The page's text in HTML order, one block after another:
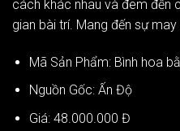
cách khác nhau và đem đến
gian bài trí. Mang đến sự
Mã Sản Phẩm: Bình hoa
Nguồn Gốc: Ấn Độ
Giá: 48.000.000 Đ